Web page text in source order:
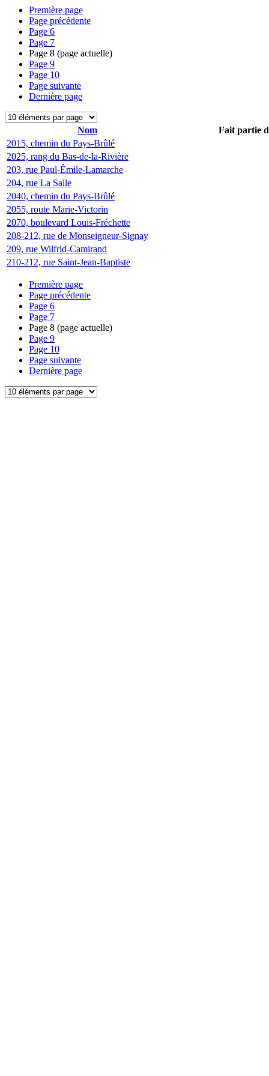
Première page
Page précédente
Page 6
Page 7
Page 8 (page actuelle)
Page 9
Page 10
Page suivante
Dernière page
Nom
Fait partie
2015, chemin du Pays-Brûlé
2025, rang du Bas-de-la-Rivière
203, rue Paul-Émile-Lamarche
204, rue La Salle
2040, chemin du Pays-Brûlé
2055, route Marie-Victorin
2070, boulevard Louis-Fréchette
208-212, rue de Monseigneur-Signay
209, rue Wilfrid-Camirand
210-212, rue Saint-Jean-Baptiste
Première page
Page précédente
Page 6
Page 7
Page 8 (page actuelle)
Page 9
Page 10
Page suivante
Dernière page